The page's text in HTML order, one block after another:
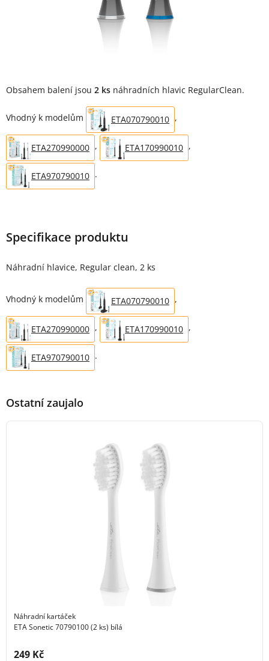
Obsahem balení jsou 2 ks náhradních hlavic RegularClean.
Vhodný k modelům ETA070790010 ,
ETA270990000 , ETA170990010 ,
ETA970790010 .
Specifikace produktu
Náhradní hlavice, Regular clean, 2 ks
Vhodný k modelům ETA070790010 ,
ETA270990000 , ETA170990010 ,
ETA970790010 .
Ostatní zaujalo
Náhradní kartáček
ETA Sonetic 70790100 (2 ks) bílá
Cena s DPH:
249 Kč